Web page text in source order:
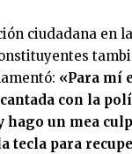
ciudadana en
«Para mí
con la
hago un mea
tecla para